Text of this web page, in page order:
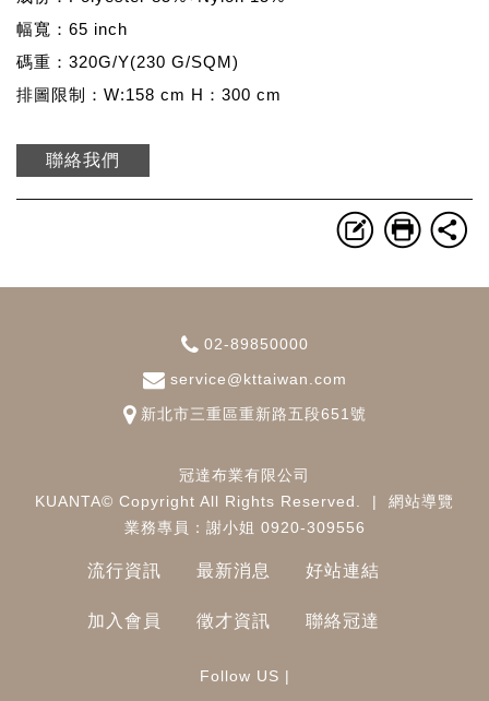
幅寬：65 inch
碼重：320G/Y(230 G/SQM)
排圖限制：W:158 cm H：300 cm
聯絡我們
02-89850000
service@kttaiwan.com
新北市三重區重新路五段651號
冠達布業有限公司
KUANTA© Copyright All Rights Reserved.
| 網站導覽
業務專員：謝小姐 0920-309556
流行資訊 最新消息 好站連結
加入會員 徵才資訊 聯絡冠達
Follow US |